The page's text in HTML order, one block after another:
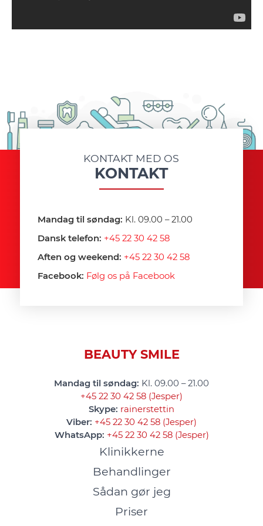
KONTAKT MED OS
KONTAKT
Mandag til søndag: Kl. 09.00 – 21.00
Dansk telefon: +45 22 30 42 58
Aften og weekend: +45 22 30 42 58
Facebook: Følg os på Facebook
BEAUTY SMILE
Mandag til søndag: Kl. 09.00 – 21.00
+45 22 30 42 58 (Jesper)
Skype: rainerstettin
Viber: +45 22 30 42 58 (Jesper)
WhatsApp: +45 22 30 42 58 (Jesper)
Klinikkerne
Behandlinger
Sådan gør jeg
Priser